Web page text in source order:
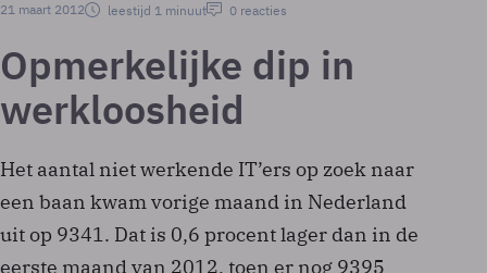
21 maart 2012
leestijd 1 minuut 0 reacties
Opmerkelijke dip in
werkloosheid
Het aantal niet werkende IT’ers op zoek naar
een baan kwam vorige maand in Nederland
uit op 9341. Dat is 0,6 procent lager dan in de
eerste maand van 2012, toen er nog 9395